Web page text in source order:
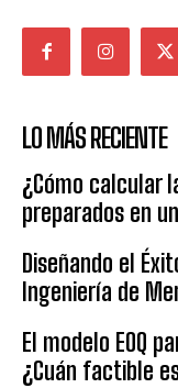
LO MÁS RECIENTE
¿Cómo calcular
preparados en
Diseñando el
Ingeniería de
El modelo EOQ
¿Cuán factible